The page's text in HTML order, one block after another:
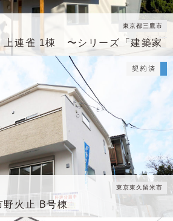
上連雀 1棟 〜シリーズ「建築家
東京都三鷹市
野火止 B号棟
東京東久留米市